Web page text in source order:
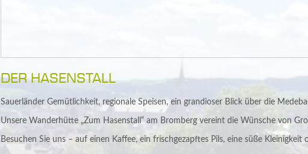
DER HASENSTALL
Sauerländer Gemütlichkeit, regionale Speisen, ein grandioser Blick über die
Unsere Wanderhütte „Zum Hasenstall“ am Bromberg vereint die Wünsche von
Besuchen Sie uns – auf einen Kaffee, ein frischgezapftes Pils, eine süße